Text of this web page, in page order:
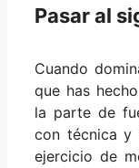
Pasar al
Cuando
que has
la parte de
con técnica y
ejercicio de